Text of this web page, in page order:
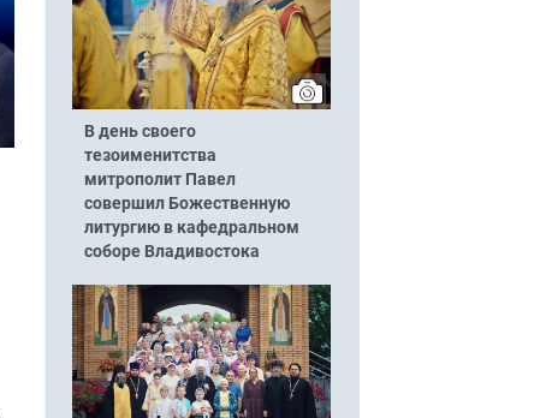
В день своего
тезоименитства
митрополит Павел
совершил Божественную
литургию в кафедральном
соборе Владивостока